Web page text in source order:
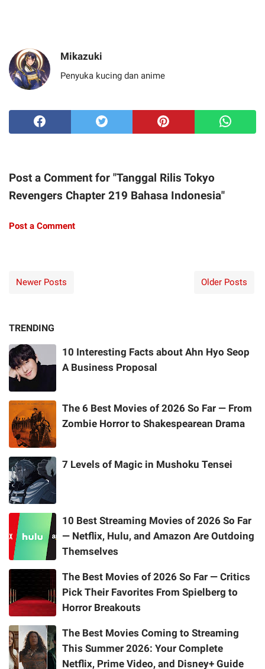
Mikazuki
Penyuka kucing dan anime
Post a Comment for "Tanggal Rilis Tokyo
Revengers Chapter 219 Bahasa Indonesia"
Post a Comment
Newer Posts Older Posts
TRENDING
10 Interesting Facts about Ahn Hyo Seop
A Business Proposal
The 6 Best Movies of 2026 So Far — From
Zombie Horror to Shakespearean Drama
7 Levels of Magic in Mushoku Tensei
10 Best Streaming Movies of 2026 So Far
— Netflix, Hulu, and Amazon Are Outdoing
Themselves
The Best Movies of 2026 So Far — Critics
Pick Their Favorites From Spielberg to
Horror Breakouts
The Best Movies Coming to Streaming
This Summer 2026: Your Complete
Netflix, Prime Video, and Disney+ Guide